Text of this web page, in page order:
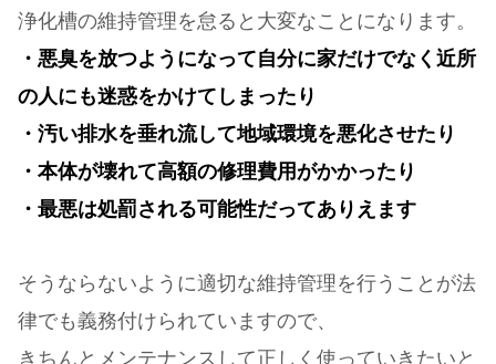
浄化槽の維持管理を怠ると大変なことになります。
・悪臭を放つようになって自分に家だけでなく近所
の人にも迷惑をかけてしまったり
・汚い排水を垂れ流して地域環境を悪化させたり
・本体が壊れて高額の修理費用がかかったり
・最悪は処罰される可能性だってありえます
そうならないように適切な維持管理を行うことが法
律でも義務付けられていますので、
きちんとメンテナンスして正しく使っていきたいと